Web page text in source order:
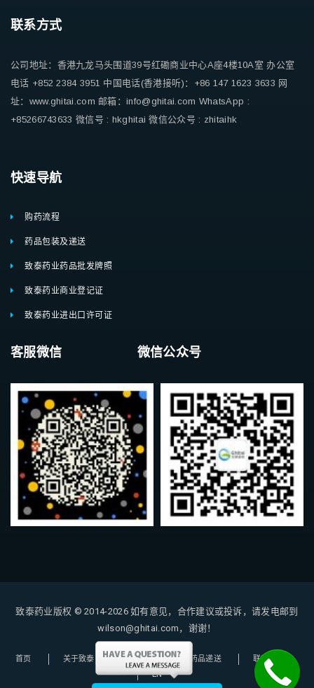
联系方式
公司地址：香港九龙马头围道39号红磡商业中心A座4楼10A室 办公室
电话 +852 2384 3951 中国电话(香港接听)：+86 147 1623 3633 网
址：www.ghitai.com 邮箱：info@ghitai.com WhatsApp :
+85266743633 微信号 : hkghitai 微信公众号 : zhitaihk
快速导航
购药流程
药品包装及递送
致泰药业药品批发牌照
致泰药业商业登记证
致泰药业进出口许可证
客服微信 微信公众号
致泰药业版权 © 2014-2026如有意见，合作建议或投诉，请发电邮到
wilson@ghitai.com，谢谢！
首页 关于致泰 购药指南 药品递送
联系我们
EN